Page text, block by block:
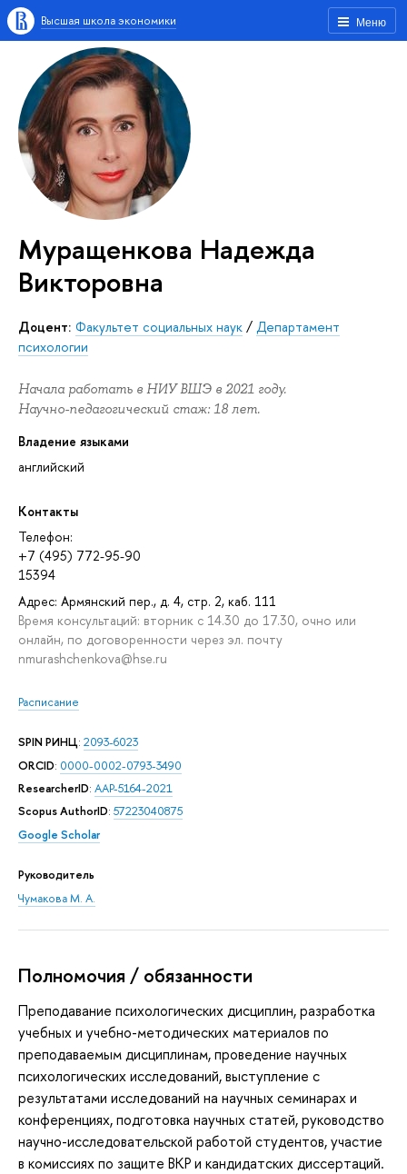
Меню
Высшая школа экономики
Муращенкова Надежда
Викторовна
Доцент: Факультет социальных наук / Департамент
психологии
Начала работать в НИУ ВШЭ в 2021 году.
Научно-педагогический стаж: 18 лет.
Владение языками
английский
Контакты
Телефон:
+7 (495) 772-95-90
15394
Адрес: Армянский пер., д. 4, стр. 2, каб. 111
Время консультаций: вторник с 14.30 до 17.30, очно или
онлайн, по договоренности через эл. почту
nmurashchenkova@hse.ru
Расписание
SPIN РИНЦ: 2093-6023
ORCID: 0000-0002-0793-3490
ResearcherID: AAP-5164-2021
Scopus AuthorID: 57223040875
Google Scholar
Руководитель
Чумакова М. А.
Полномочия / обязанности
Преподавание психологических дисциплин, разработка
учебных и учебно-методических материалов по
преподаваемым дисциплинам, проведение научных
психологических исследований, выступление с
результатами исследований на научных семинарах и
конференциях, подготовка научных статей, руководство
научно-исследовательской работой студентов, участие
в комиссиях по защите ВКР и кандидатских диссертаций.